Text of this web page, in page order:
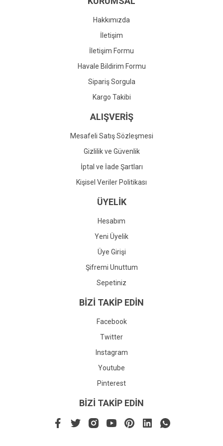
Gönder
Hakkımızda
İletişim
İletişim Formu
Havale Bildirim Formu
Sipariş Sorgula
Kargo Takibi
ALIŞVERİŞ
Mesafeli Satış Sözleşmesi
Gizlilik ve Güvenlik
İptal ve İade Şartları
Kişisel Veriler Politikası
ÜYELİK
Hesabım
Yeni Üyelik
Üye Girişi
Şifremi Unuttum
Sepetiniz
BİZİ TAKİP EDİN
Facebook
Twitter
Instagram
Youtube
Pinterest
BİZİ TAKİP EDİN